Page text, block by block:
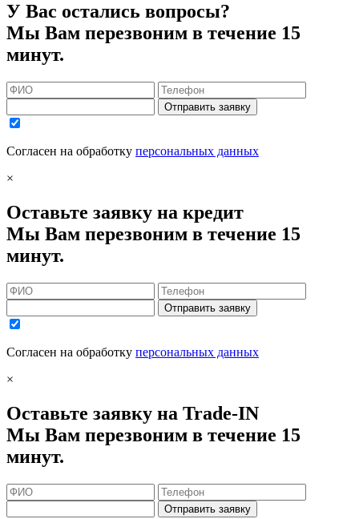
У Вас остались вопросы?
Мы Вам перезвоним в течение 15
минут.
Отправить заявку
Согласен на обработку персональных данных
×
Оставьте заявку на кредит
Мы Вам перезвоним в течение 15
минут.
Отправить заявку
Согласен на обработку персональных данных
×
Оставьте заявку на Trade-IN
Мы Вам перезвоним в течение 15
минут.
Отправить заявку